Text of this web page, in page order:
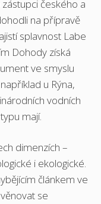
českého a
na přípravě
splavnost Labe
Dohody získá
ve smyslu
u Rýna,
vodních
mají.
dimenzích –
i ekologické.
článkem ve
se